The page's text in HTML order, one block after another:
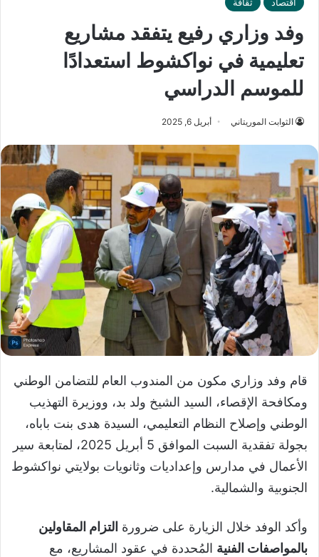
وفد وزاري رفيع يتفقد مشاريع
تعليمية في نواكشوط استعدادًا
للموسم الدراسي
الثوابت الموريتاني أبريل 6, 2025
قام وفد وزاري مكون من المندوب العام للتضامن الوطني
ومكافحة الإقصاء، السيد الشيخ ولد بد، ووزيرة التهذيب
الوطني وإصلاح النظام التعليمي، السيدة هدى بنت باباه،
بجولة تفقدية السبت الموافق 5 أبريل 2025، لمتابعة سير
الأعمال في مدارس وإعداديات وثانويات بولايتي نواكشوط
الجنوبية والشمالية.
وأكد الوفد خلال الزيارة على ضرورة التزام المقاولين
بالمواصفات الفنية المُحددة في عقود المشاريع، مع